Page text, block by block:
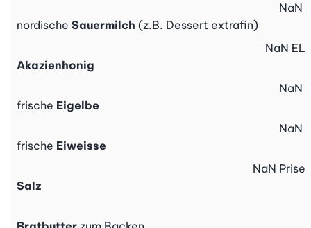
nordische Sauermilch (z.B. Dessert extrafin)
NaN
Akazienhonig
NaN EL
frische Eigelbe
NaN
frische Eiweisse
NaN
Salz
NaN Prise